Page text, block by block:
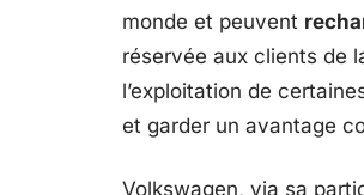
monde et peuvent
réservée aux clients de
l’exploitation de
et garder un avantage
Volkswagen, via sa